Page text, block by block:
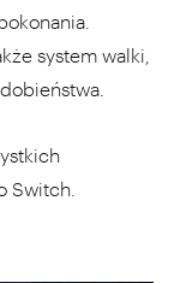
system walki,
Switch.